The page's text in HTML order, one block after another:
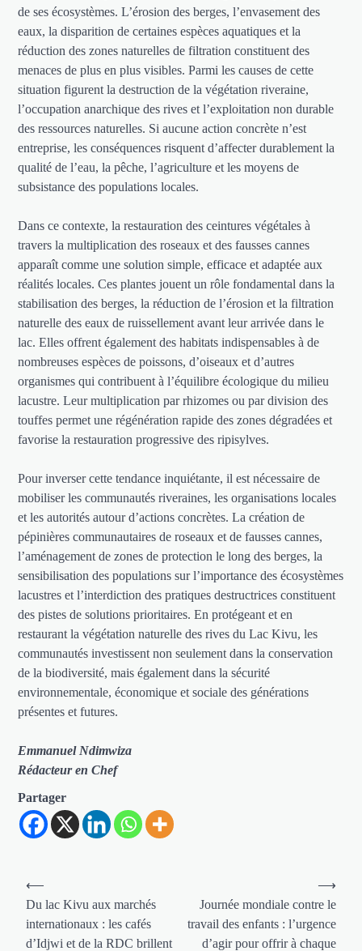
de ses écosystèmes. L’érosion des berges, l’envasement des
eaux, la disparition de certaines espèces aquatiques et la
réduction des zones naturelles de filtration constituent des
menaces de plus en plus visibles. Parmi les causes de cette
situation figurent la destruction de la végétation riveraine,
l’occupation anarchique des rives et l’exploitation non durable
des ressources naturelles. Si aucune action concrète n’est
entreprise, les conséquences risquent d’affecter durablement la
qualité de l’eau, la pêche, l’agriculture et les moyens de
subsistance des populations locales.
Dans ce contexte, la restauration des ceintures végétales à
travers la multiplication des roseaux et des fausses cannes
apparaît comme une solution simple, efficace et adaptée aux
réalités locales. Ces plantes jouent un rôle fondamental dans la
stabilisation des berges, la réduction de l’érosion et la filtration
naturelle des eaux de ruissellement avant leur arrivée dans le
lac. Elles offrent également des habitats indispensables à de
nombreuses espèces de poissons, d’oiseaux et d’autres
organismes qui contribuent à l’équilibre écologique du milieu
lacustre. Leur multiplication par rhizomes ou par division des
touffes permet une régénération rapide des zones dégradées et
favorise la restauration progressive des ripisylves.
Pour inverser cette tendance inquiétante, il est nécessaire de
mobiliser les communautés riveraines, les organisations locales
et les autorités autour d’actions concrètes. La création de
pépinières communautaires de roseaux et de fausses cannes,
l’aménagement de zones de protection le long des berges, la
sensibilisation des populations sur l’importance des écosystèmes
lacustres et l’interdiction des pratiques destructrices constituent
des pistes de solutions prioritaires. En protégeant et en
restaurant la végétation naturelle des rives du Lac Kivu, les
communautés investissent non seulement dans la conservation
de la biodiversité, mais également dans la sécurité
environnementale, économique et sociale des générations
présentes et futures.
Emmanuel Ndimwiza
Rédacteur en Chef
Partager
Navigation
de
l’article
⟵
Du lac Kivu aux marchés
internationaux : les cafés
d’Idjwi et de la RDC brillent
Journée mondiale contre le
travail des enfants : l’urgence
d’agir pour offrir à chaque
⟶